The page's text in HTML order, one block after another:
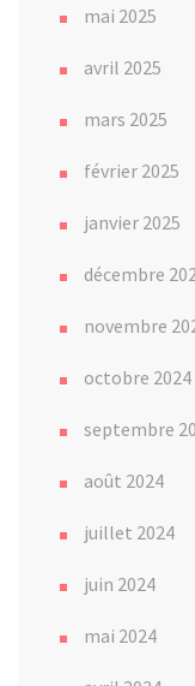
mai 2025
avril 2025
mars 2025
février 2025
janvier 2025
décembre
novembre
octobre 2024
septembre
août 2024
juillet 2024
juin 2024
mai 2024